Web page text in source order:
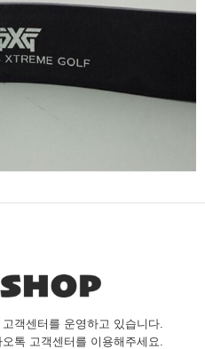
객센터를 운영하고 있습니다.
톡 고객센터를 이용해주세요.